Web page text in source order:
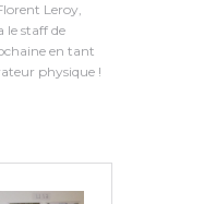
Leroy,
le staff de
en tant
physique !